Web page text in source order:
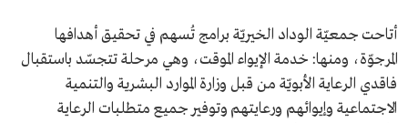
أتاحت جمعيّة الوداد الخيريّة برامج تُسهم في تحقيق أهدافها
المرجوّة، ومنها: خدمة الإيواء الموقت، وهي مرحلة تتجسّد باستقبال
فاقدي الرعاية الأبويّة من قبل وزارة الموارد البشرية والتنمية
الاجتماعية وإيوائهم ورعايتهم وتوفير جميع متطلبات الرعاية